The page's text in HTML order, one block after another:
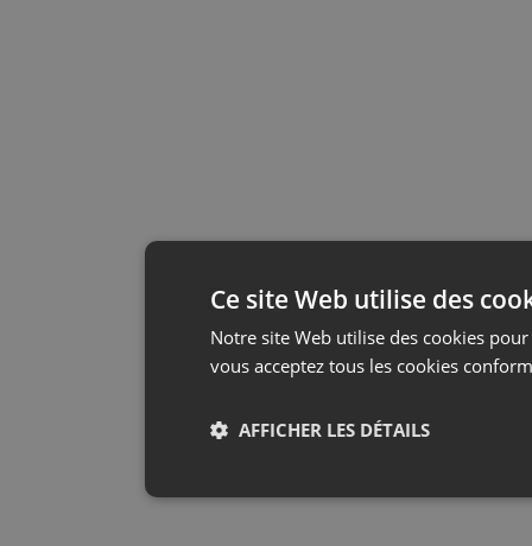
Ce site Web utilise des
Notre site Web utilise des cookies
vous acceptez tous les cookies
AFFICHER LES DÉTAILS